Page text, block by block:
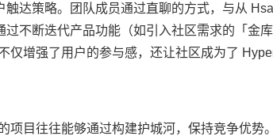
达策略。团队成员通过直聊的方式，与从
不断迭代产品功能（如引入社区需求的「金
增强了用户的参与感，还让社区成为了
项目往往能够通过构建护城河，保持竞争优势